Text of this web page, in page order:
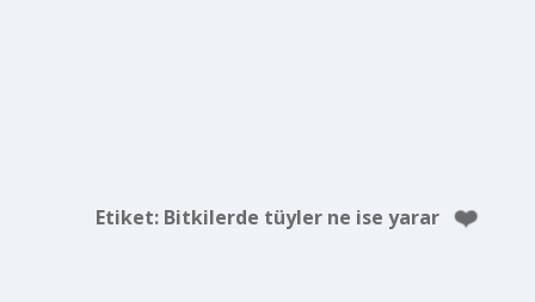
Etiket: Bitkilerde tüyler ne ise yarar